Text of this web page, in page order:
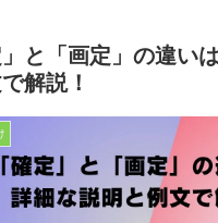
」と「画定」の違い
解説！